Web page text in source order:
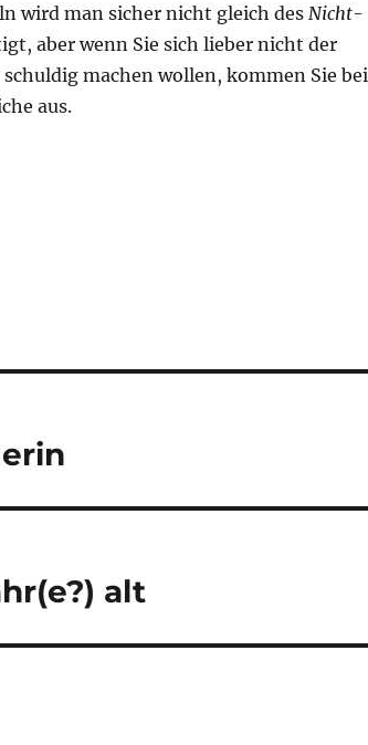
wird man sicher nicht gleich des Nicht-
aber wenn Sie sich lieber nicht der
machen wollen, kommen Sie bei
aus.
alt